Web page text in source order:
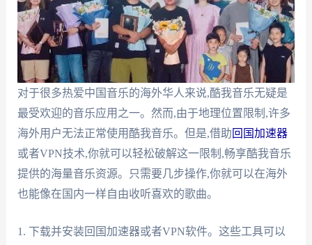
对于很多热爱中国音乐的海外华人来说,酷我音乐无疑是
最受欢迎的音乐应用之一。然而,由于地理位置限制,许多
海外用户无法正常使用酷我音乐。但是,借助回国加速器
或者VPN技术,你就可以轻松破解这一限制,畅享酷我音乐
提供的海量音乐资源。只需要几步操作,你就可以在海外
也能像在国内一样自由收听喜欢的歌曲。
1. 下载并安装回国加速器或者VPN软件。这些工具可以